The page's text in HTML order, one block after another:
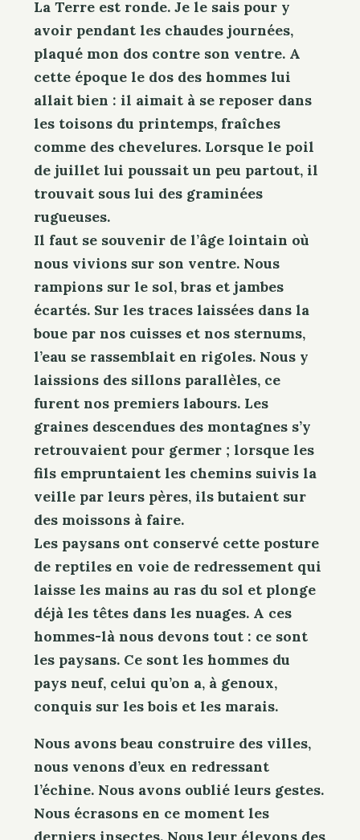
La Terre est ronde. Je le sais pour y
avoir pendant les chaudes journées,
plaqué mon dos contre son ventre. A
cette époque le dos des hommes lui
allait bien : il aimait à se reposer dans
les toisons du printemps, fraîches
comme des chevelures. Lorsque le poil
de juillet lui poussait un peu partout, il
trouvait sous lui des graminées
rugueuses.
Il faut se souvenir de l’âge lointain où
nous vivions sur son ventre. Nous
rampions sur le sol, bras et jambes
écartés. Sur les traces laissées dans la
boue par nos cuisses et nos sternums,
l’eau se rassemblait en rigoles. Nous y
laissions des sillons parallèles, ce
furent nos premiers labours. Les
graines descendues des montagnes s’y
retrouvaient pour germer ; lorsque les
fils empruntaient les chemins suivis la
veille par leurs pères, ils butaient sur
des moissons à faire.
Les paysans ont conservé cette posture
de reptiles en voie de redressement qui
laisse les mains au ras du sol et plonge
déjà les têtes dans les nuages. A ces
hommes-là nous devons tout : ce sont
les paysans. Ce sont les hommes du
pays neuf, celui qu’on a, à genoux,
conquis sur les bois et les marais.
Nous avons beau construire des villes,
nous venons d’eux en redressant
l’échine. Nous avons oublié leurs gestes.
Nous écrasons en ce moment les